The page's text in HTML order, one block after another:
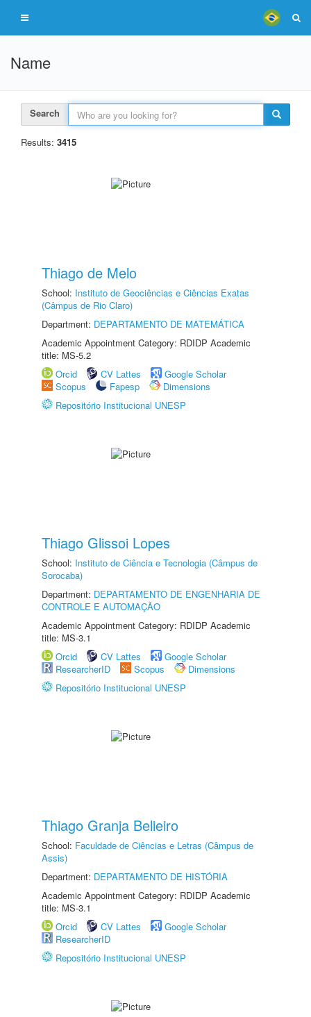
Name
Search
Results: 3415
Thiago de Melo
School: Instituto de Geociências e Ciências Exatas
(Câmpus de Rio Claro)
Department: DEPARTAMENTO DE MATEMÁTICA
Academic Appointment Category: RDIDP Academic
title: MS-5.2
Orcid
CV Lattes
Google Scholar
Scopus
Fapesp
Dimensions
Repositório Institucional UNESP
Thiago Glissoi Lopes
School: Instituto de Ciência e Tecnologia (Câmpus de
Sorocaba)
Department: DEPARTAMENTO DE ENGENHARIA DE
CONTROLE E AUTOMAÇÃO
Academic Appointment Category: RDIDP Academic
title: MS-3.1
Orcid
CV Lattes
Google Scholar
ResearcherID
Scopus
Dimensions
Repositório Institucional UNESP
Thiago Granja Belieiro
School: Faculdade de Ciências e Letras (Câmpus de
Assis)
Department: DEPARTAMENTO DE HISTÓRIA
Academic Appointment Category: RDIDP Academic
title: MS-3.1
Orcid
CV Lattes
Google Scholar
ResearcherID
Repositório Institucional UNESP